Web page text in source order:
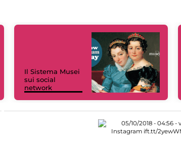
Il Sistema Musei
sui social
network